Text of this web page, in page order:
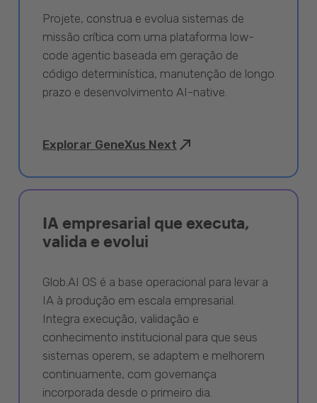
Projete, construa e evolua sistemas de
missão crítica com uma plataforma low-
code agentic baseada em geração de
código determinística, manutenção de longo
prazo e desenvolvimento AI-native.
Explorar GeneXus Next
IA empresarial que executa,
valida e evolui
Glob.AI OS é a base operacional para levar a
IA à produção em escala empresarial.
Integra execução, validação e
conhecimento institucional para que seus
sistemas operem, se adaptem e melhorem
continuamente, com governança
incorporada desde o primeiro dia.